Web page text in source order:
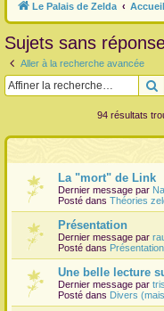
Le Palais de Zelda
Sujets sans
Aller à la recherche avancée
94 résultats
La "mort" de Link
Dernier message par
Posté dans Théories
Présentation
Dernier message par
Posté dans
Une belle lecture
Dernier message par
Posté dans Divers